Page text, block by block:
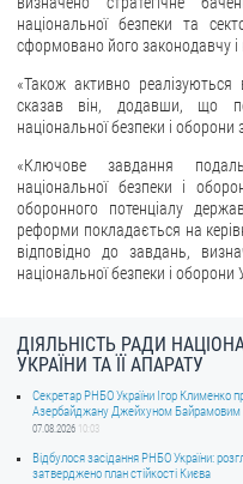
Фотогалерея
ЗВЕРНЕННЯ ГРОМАДЯН
Звернення громадян
Електронне звернення
ДОСТУП ДО ПУБЛІЧНОЇ ІНФОРМАЦІЇ
Облік публічної інформації
Питання запобігання корупції
Публічні закупівлі
Внутрішній аудит
національної безпеки та
сформовано його законодавчу
«Також активно реалізуються
сказав він, додавши, що
національної безпеки і
«Ключове завдання
національної безпеки і
оборонного потенціалу
реформи покладається на
відповідно до завдань,
національної безпеки і
ДІЯЛЬНІСТЬ РАДИ
УКРАЇНИ ТА ЇЇ АПАРАТУ
Секретар РНБО України Ігор Клименко
Азербайджану Джейхуном Байрамовим
07.08.2026 10:03
Відбулося засідання РНБО України:
затверджено план стійкості Києва